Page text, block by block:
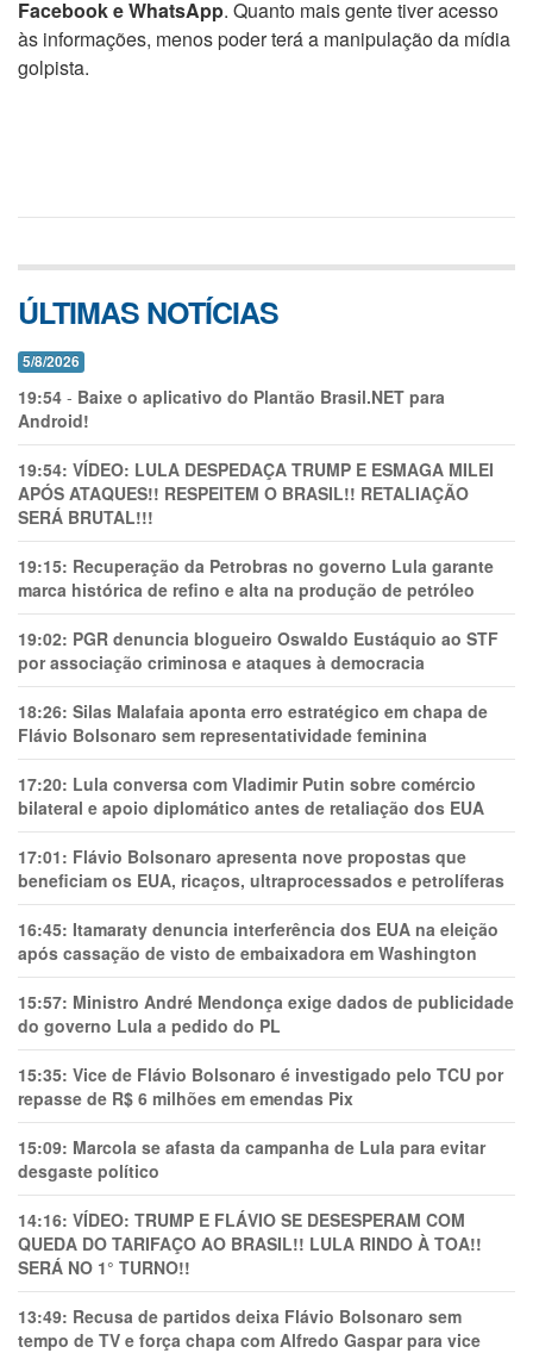
Facebook e WhatsApp. Quanto mais gente tiver acesso
às informações, menos poder terá a manipulação da mídia
golpista.
ÚLTIMAS NOTÍCIAS
5/8/2026
19:54 - Baixe o aplicativo do Plantão Brasil.NET para
Android!
19:54: VÍDEO: LULA DESPEDAÇA TRUMP E ESMAGA MILEI
APÓS ATAQUES!! RESPEITEM O BRASIL!! RETALIAÇÃO
SERÁ BRUTAL!!!
19:15: Recuperação da Petrobras no governo Lula garante
marca histórica de refino e alta na produção de petróleo
19:02: PGR denuncia blogueiro Oswaldo Eustáquio ao STF
por associação criminosa e ataques à democracia
18:26: Silas Malafaia aponta erro estratégico em chapa de
Flávio Bolsonaro sem representatividade feminina
17:20: Lula conversa com Vladimir Putin sobre comércio
bilateral e apoio diplomático antes de retaliação dos EUA
17:01: Flávio Bolsonaro apresenta nove propostas que
beneficiam os EUA, ricaços, ultraprocessados e petrolíferas
16:45: Itamaraty denuncia interferência dos EUA na eleição
após cassação de visto de embaixadora em Washington
15:57: Ministro André Mendonça exige dados de publicidade
do governo Lula a pedido do PL
15:35: Vice de Flávio Bolsonaro é investigado pelo TCU por
repasse de R$ 6 milhões em emendas Pix
15:09: Marcola se afasta da campanha de Lula para evitar
desgaste político
14:16: VÍDEO: TRUMP E FLÁVIO SE DESESPERAM COM
QUEDA DO TARIFAÇO AO BRASIL!! LULA RINDO À TOA!!
SERÁ NO 1° TURNO!!
13:49: Recusa de partidos deixa Flávio Bolsonaro sem
tempo de TV e força chapa com Alfredo Gaspar para vice